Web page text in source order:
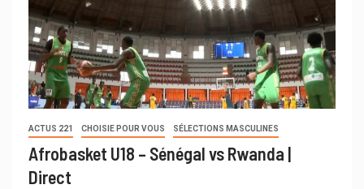
ACTUS 221 CHOISIE POUR VOUS SÉLECTIONS MASCULINES
Afrobasket U18 – Sénégal vs Rwanda |
Direct